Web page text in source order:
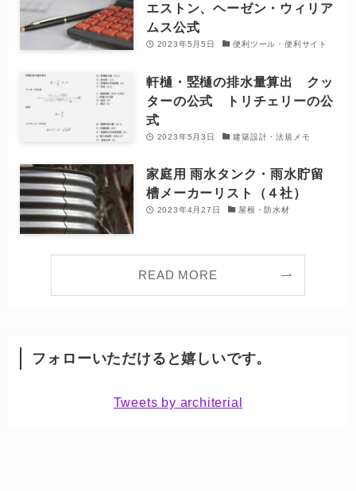
エストン、ヘーゼン・ウィリア
ムス公式
2023年5月5日 便利ツール・便利サイト
軒樋・竪樋の排水量算出 クッ
ターの公式 トリチェリーの公
式
2023年5月3日 建築設計・法規メモ
家庭用 雨水タンク・雨水貯留
槽メーカーリスト（４社）
2023年4月27日 屋根・防水材
READ MORE
フォローいただけると嬉しいです。
Tweets by architerial